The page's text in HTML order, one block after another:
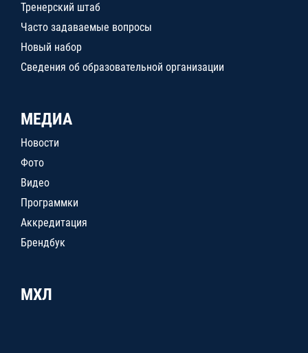
Тренерский штаб
Часто задаваемые вопросы
Новый набор
Сведения об образовательной организации
МЕДИА
Новости
Фото
Видео
Программки
Аккредитация
Брендбук
МХЛ